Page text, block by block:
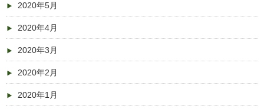
2020年5月
2020年4月
2020年3月
2020年2月
2020年1月